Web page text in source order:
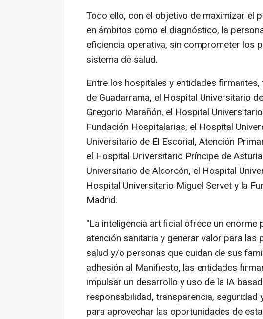
Todo ello, con el objetivo de maximizar el
en ámbitos como el diagnóstico, la
eficiencia operativa, sin comprometer los
sistema de salud.
Entre los hospitales y entidades
de Guadarrama, el Hospital Universitario
Gregorio Marañón, el Hospital
Fundación Hospitalarias, el Hospital
Universitario de El Escorial, Atención
el Hospital Universitario Príncipe de
Universitario de Alcorcón, el Hospital
Hospital Universitario Miguel Servet y la
Madrid.
"La inteligencia artificial ofrece un enorme
atención sanitaria y generar valor para
salud y/o personas que cuidan de sus
adhesión al Manifiesto, las entidades
impulsar un desarrollo y uso de la IA
responsabilidad, transparencia, seguridad
para aprovechar las oportunidades de